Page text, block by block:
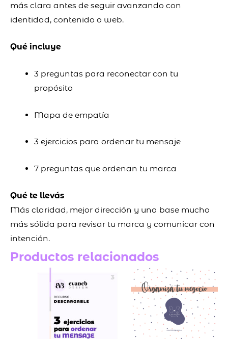
más clara antes de seguir avanzando con
identidad, contenido o web.
Qué incluye
3 preguntas para reconectar con tu
propósito
Mapa de empatía
3 ejercicios para ordenar tu mensaje
7 preguntas que ordenan tu marca
Qué te llevás
Más claridad, mejor dirección y una base mucho
más sólida para revisar tu marca y comunicar con
intención.
Productos relacionados